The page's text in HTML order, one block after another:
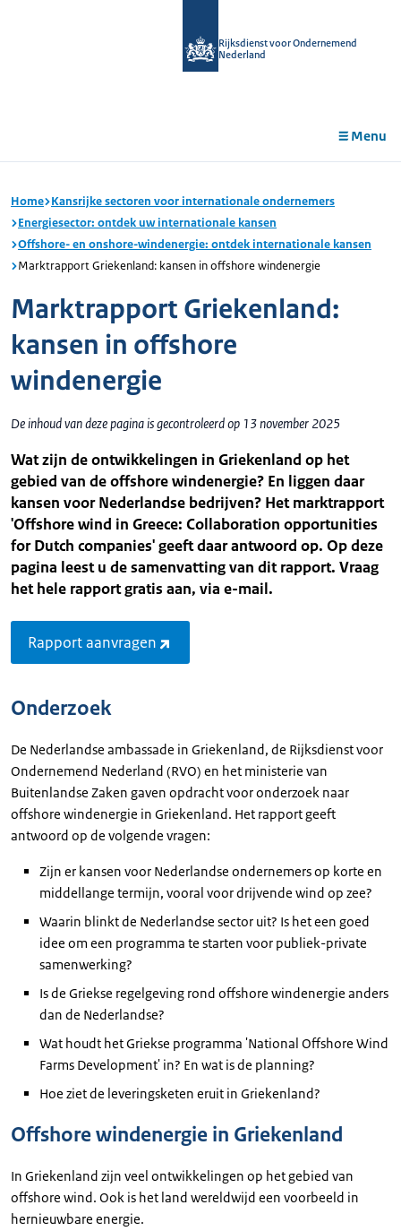
Rijksdienst voor Ondernemend
Nederland
Menu
Home Kansrijke sectoren voor internationale ondernemers
Energiesector: ontdek uw internationale kansen
Offshore- en onshore-windenergie: ontdek internationale kansen
Marktrapport Griekenland: kansen in offshore windenergie
Marktrapport Griekenland:
kansen in offshore
windenergie
De inhoud van deze pagina is gecontroleerd op 13 november 2025
Wat zijn de ontwikkelingen in Griekenland op het
gebied van de offshore windenergie? En liggen daar
kansen voor Nederlandse bedrijven? Het marktrapport
'Offshore wind in Greece: Collaboration opportunities
for Dutch companies' geeft daar antwoord op. Op deze
pagina leest u de samenvatting van dit rapport. Vraag
het hele rapport gratis aan, via e-mail.
Rapport aanvragen
Onderzoek
De Nederlandse ambassade in Griekenland, de Rijksdienst voor
Ondernemend Nederland (RVO) en het ministerie van
Buitenlandse Zaken gaven opdracht voor onderzoek naar
offshore windenergie in Griekenland. Het rapport geeft
antwoord op de volgende vragen:
Zijn er kansen voor Nederlandse ondernemers op korte en
middellange termijn, vooral voor drijvende wind op zee?
Waarin blinkt de Nederlandse sector uit? Is het een goed
idee om een programma te starten voor publiek-private
samenwerking?
Is de Griekse regelgeving rond offshore windenergie anders
dan de Nederlandse?
Wat houdt het Griekse programma 'National Offshore Wind
Farms Development' in? En wat is de planning?
Hoe ziet de leveringsketen eruit in Griekenland?
Offshore windenergie in Griekenland
In Griekenland zijn veel ontwikkelingen op het gebied van
offshore wind. Ook is het land wereldwijd een voorbeeld in
hernieuwbare energie.